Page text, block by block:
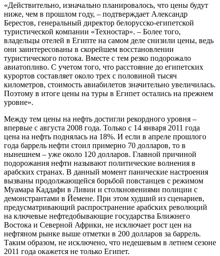
«Действительно, изначально планировалось, что цены будут
ниже, чем в прошлом году, – подтверждает Александр
Берестов, генеральный директор белорусско-египетской
туристической компании «Техностар». – Более того,
владельцы отелей в Египте на самом деле снизили цены, ведь
они заинтересованы в скорейшем восстановлении
туристического потока. Вместе с тем резко подорожало
авиатопливо. С учетом того, что расстояние до египетских
курортов составляет около трех с половиной тысяч
километров, стоимость авиабилетов значительно увеличилась.
Поэтому в итоге цены на туры в Египет остались на прежнем
уровне».
Между тем цены на нефть достигли рекордного уровня –
впервые с августа 2008 года. Только с 14 января 2011 года
цена на нефть поднялась на 18%. И если в апреле прошлого
года баррель нефти стоил примерно 70 долларов, то в
нынешнем – уже около 120 долларов. Главной причиной
подорожания нефти называют политические волнения в
арабских странах. В данный момент панические настроения
вызваны продолжающейся борьбой повстанцев с режимом
Муамара Каддафи в Ливии и столкновениями полиции с
демонстрантами в Йемене. При этом худший из сценариев,
предусматривающий распространение арабских революций
на ключевые нефтедобывающие государства Ближнего
Востока и Северной Африки, не исключает рост цен на
нефтяном рынке выше отметки в 200 долларов за баррель.
Таким образом, не исключено, что недешевым в летнем сезоне
2011 года окажется не только Египет.